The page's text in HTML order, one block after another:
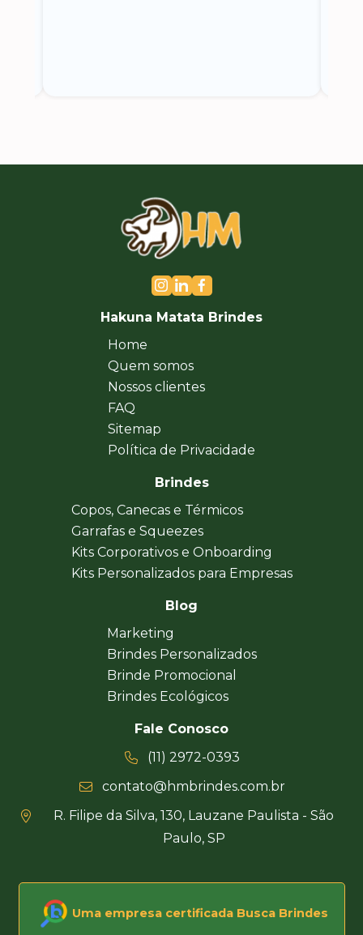
Hakuna Matata Brindes
Home
Quem somos
Nossos clientes
FAQ
Sitemap
Política de Privacidade
Brindes
Copos, Canecas e Térmicos
Garrafas e Squeezes
Kits Corporativos e Onboarding
Kits Personalizados para Empresas
Blog
Marketing
Brindes Personalizados
Brinde Promocional
Brindes Ecológicos
Fale Conosco
(11) 2972-0393
contato@hmbrindes.com.br
R. Filipe da Silva, 130, Lauzane Paulista - São
Paulo, SP
Uma empresa certificada Busca Brindes